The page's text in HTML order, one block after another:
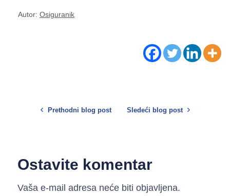
Autor: Osiguranik
Prethodni blog post Sledeći blog post
Ostavite komentar
Vaša e-mail adresa neće biti objavljena.